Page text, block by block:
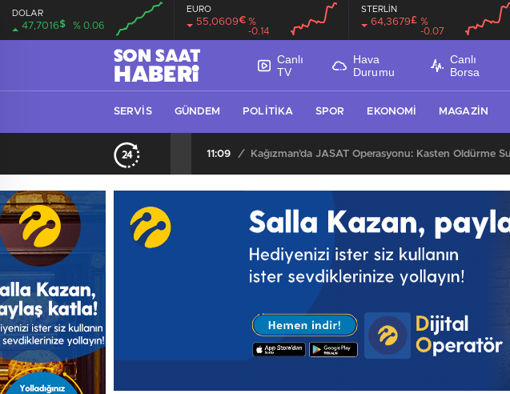
DOLAR
47,7016$ % 0.06
EURO
55,0609€ %
-0.14
STERLİN
64,3679£ %
-0.07
Canlı
TV
Hava
Durumu
Canlı
Borsa
SERVIS GÜNDEM POLITIKA SPOR EKONOMI MAGAZIN
11:09 /